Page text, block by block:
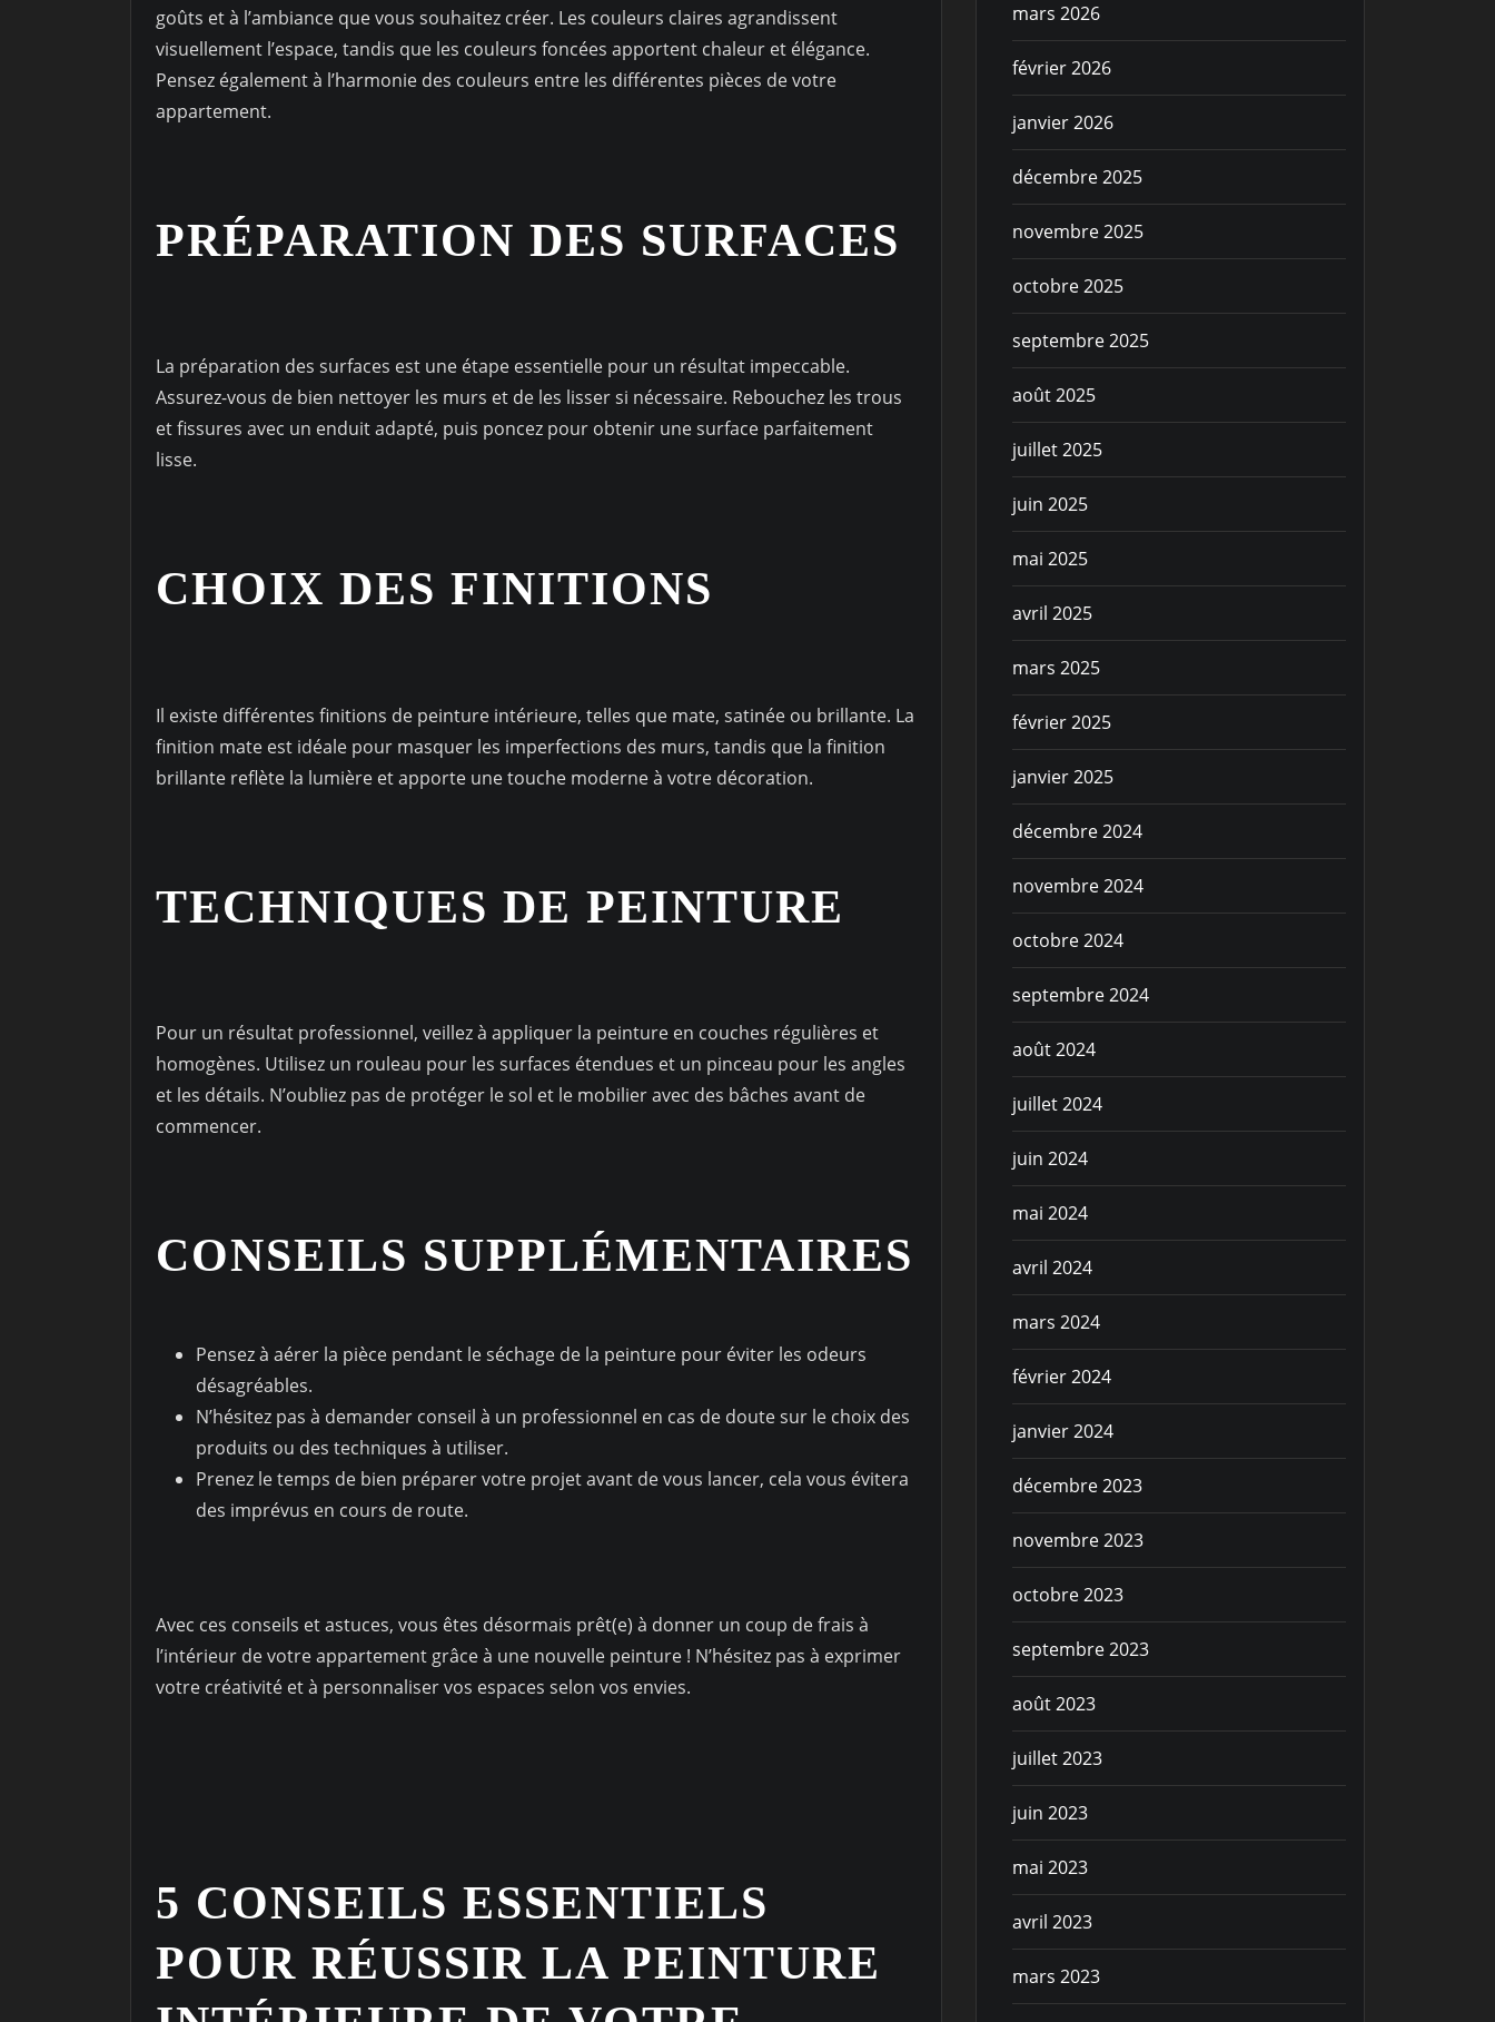
goûts et à l’ambiance que vous souhaitez créer. Les couleurs claires agrandissent
visuellement l’espace, tandis que les couleurs foncées apportent chaleur et élégance.
Pensez également à l’harmonie des couleurs entre les différentes pièces de votre
appartement.
PRÉPARATION DES SURFACES
La préparation des surfaces est une étape essentielle pour un résultat impeccable.
Assurez-vous de bien nettoyer les murs et de les lisser si nécessaire. Rebouchez les trous
et fissures avec un enduit adapté, puis poncez pour obtenir une surface parfaitement
lisse.
CHOIX DES FINITIONS
Il existe différentes finitions de peinture intérieure, telles que mate, satinée ou brillante. La
finition mate est idéale pour masquer les imperfections des murs, tandis que la finition
brillante reflète la lumière et apporte une touche moderne à votre décoration.
TECHNIQUES DE PEINTURE
Pour un résultat professionnel, veillez à appliquer la peinture en couches régulières et
homogènes. Utilisez un rouleau pour les surfaces étendues et un pinceau pour les angles
et les détails. N’oubliez pas de protéger le sol et le mobilier avec des bâches avant de
commencer.
CONSEILS SUPPLÉMENTAIRES
Pensez à aérer la pièce pendant le séchage de la peinture pour éviter les odeurs
désagréables.
N’hésitez pas à demander conseil à un professionnel en cas de doute sur le choix des
produits ou des techniques à utiliser.
Prenez le temps de bien préparer votre projet avant de vous lancer, cela vous évitera
des imprévus en cours de route.
Avec ces conseils et astuces, vous êtes désormais prêt(e) à donner un coup de frais à
l’intérieur de votre appartement grâce à une nouvelle peinture ! N’hésitez pas à exprimer
votre créativité et à personnaliser vos espaces selon vos envies.
5 CONSEILS ESSENTIELS
POUR RÉUSSIR LA PEINTURE
mars 2026
février 2026
janvier 2026
décembre 2025
novembre 2025
octobre 2025
septembre 2025
août 2025
juillet 2025
juin 2025
mai 2025
avril 2025
mars 2025
février 2025
janvier 2025
décembre 2024
novembre 2024
octobre 2024
septembre 2024
août 2024
juillet 2024
juin 2024
mai 2024
avril 2024
mars 2024
février 2024
janvier 2024
décembre 2023
novembre 2023
octobre 2023
septembre 2023
août 2023
juillet 2023
juin 2023
mai 2023
avril 2023
mars 2023